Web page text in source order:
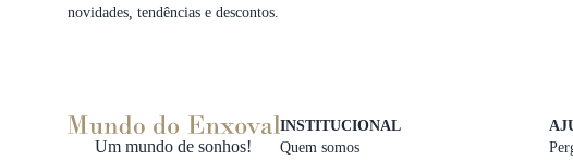
novidades, tendências e descontos.
Um mundo de sonhos!
INSTITUCIONAL
Quem somos